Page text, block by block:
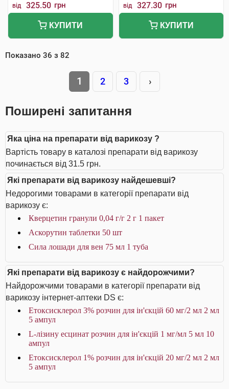
від 325.50 грн
КУПИТИ
від 327.30 грн
КУПИТИ
Показано 36 з 82
1 2 3 ›
Поширені запитання
Яка ціна на препарати від варикозу ?
Вартість товару в каталозі препарати від варикозу
починається від 31.5 грн.
Які препарати від варикозу найдешевші?
Недорогими товарами в категорії препарати від
варикозу є:
Кверцетин гранули 0,04 г/г 2 г 1 пакет
Аскорутин таблетки 50 шт
Сила лошади для вен 75 мл 1 туба
Які препарати від варикозу є найдорожчими?
Найдорожчими товарами в категорії препарати від
варикозу інтернет-аптеки DS є:
Етоксисклерол 3% розчин для ін'єкцій 60 мг/2 мл 2 мл
5 ампул
L-лізину есцинат розчин для ін'єкцій 1 мг/мл 5 мл 10
ампул
Етоксисклерол 1% розчин для ін'єкцій 20 мг/2 мл 2 мл
5 ампул